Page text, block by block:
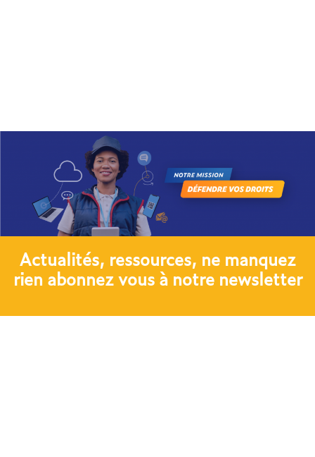
Actualités, ressources, ne manquez
rien abonnez vous à notre newsletter​